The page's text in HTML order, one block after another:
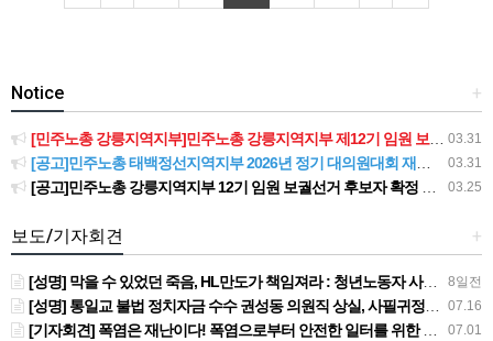
+
Notice
03.31
[민주노총 강릉지역지부]민주노총 강릉지역지부 제12기 임원 보궐선거결과 공고
03.31
[공고]민주노총 태백정선지역지부 2026년 정기 대의원대회 재소집 건
03.25
[공고]민주노총 강릉지역지부 12기 임원 보궐선거 후보자 확정 공고
+
보도/기자회견
8일전
[성명] 막을 수 있었던 죽음, HL만도가 책임져라 : 청년노동자 사망사고의 철저한 진상규명과 재발방지 대책 마련하라
07.16
[성명] 통일교 불법 정치자금 수수 권성동 의원직 상실, 사필귀정이다
07.01
[기자회견] 폭염은 재난이다! 폭염으로부터 안전한 일터를 위한 민주노총 강원지역본부 폭염감시단 선포 기자회견